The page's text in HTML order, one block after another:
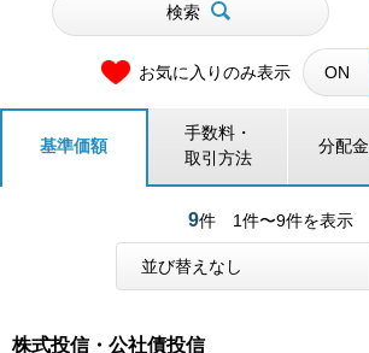
検索
お気に入りのみ表示 ON
基準価額
手数料・
取引方法
分配金
9件 1件〜9件を表示
株式投信・公社債投信